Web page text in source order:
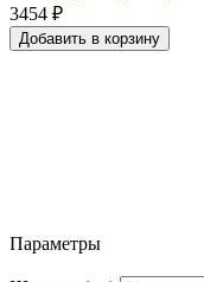
3454 ₽
Добавить в корзину
Параметры